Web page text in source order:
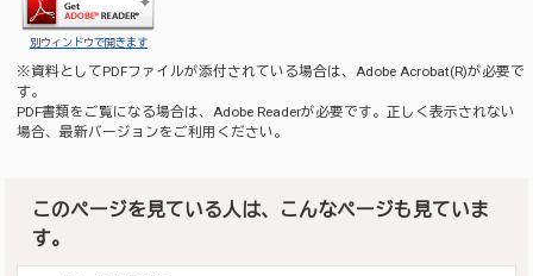
別ウィンドウで開きます
※資料としてPDFファイルが添付されている場合は、Adobe Acrobat(R)が必要で
す。
PDF書類をご覧になる場合は、Adobe Readerが必要です。正しく表示されない
場合、最新バージョンをご利用ください。
このページを見ている人は、こんなページも見ていま
す。